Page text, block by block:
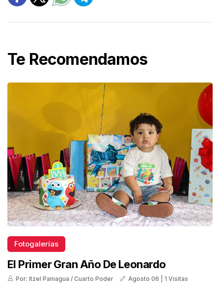
Te Recomendamos
Fotogalerías
El Primer Gran Año De Leonardo
Por: Itzel Paniagua / Cuarto Poder Agosto 06 | 1 Visitas